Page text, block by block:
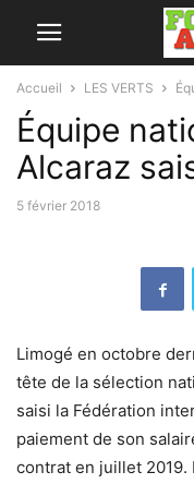
Accueil LES VERTS
Équipe
Alcaraz
5 février 2018
Limogé en octobre
tête de la sélection
saisi la Fédération
paiement de son
contrat en juillet 2019.